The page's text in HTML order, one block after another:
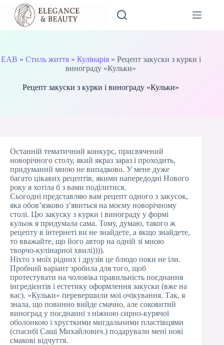
Перейти
вмісту
EAB » Стиль життя» Кулінарія» Рецепт закуски з курки і
винограду «Кульки»
Рецепт закуски з курки і винограду «Кульки»
Останній тематичний конкурс, присвячений
новорічного столу, який якраз зараз і проходить,
придуманий мною не випадково. У мене дуже
багато цікавих рецептів, якими напередодні Нового
року я хотіла б з вами поділитися.
Сьогодні представляю вам рецепт одного з закусок,
яка обов’язково з’явиться на моєму новорічному
столі. Цю закуску з курки і винограду у формі
кульок я придумала сама. Тому, думаю, такого ж
рецепту в інтернеті ви не знайдете, а якщо знайдете,
то вважайте, що його автор на одній зі мною
творчо-кулінарної хвилі)))).
Ніхто з моїх рідних і друзів це блюдо поки не їли.
Пробний варіант зробила для того, щоб
протестувати на чоловіка правильність поєднання
інгредієнтів і естетику оформлення закуски (вже на
вас). «Кульки» перевершили мої очікування. Так, я
знала, що повинно вийде смачно, але соковитий
виноград у поєднанні з ніжною сирно-курячої
оболонкою і хрусткими мигдальними пластівцями
(спасибі Саші Михайлович.) подарували мені нові
смакові відчуття.